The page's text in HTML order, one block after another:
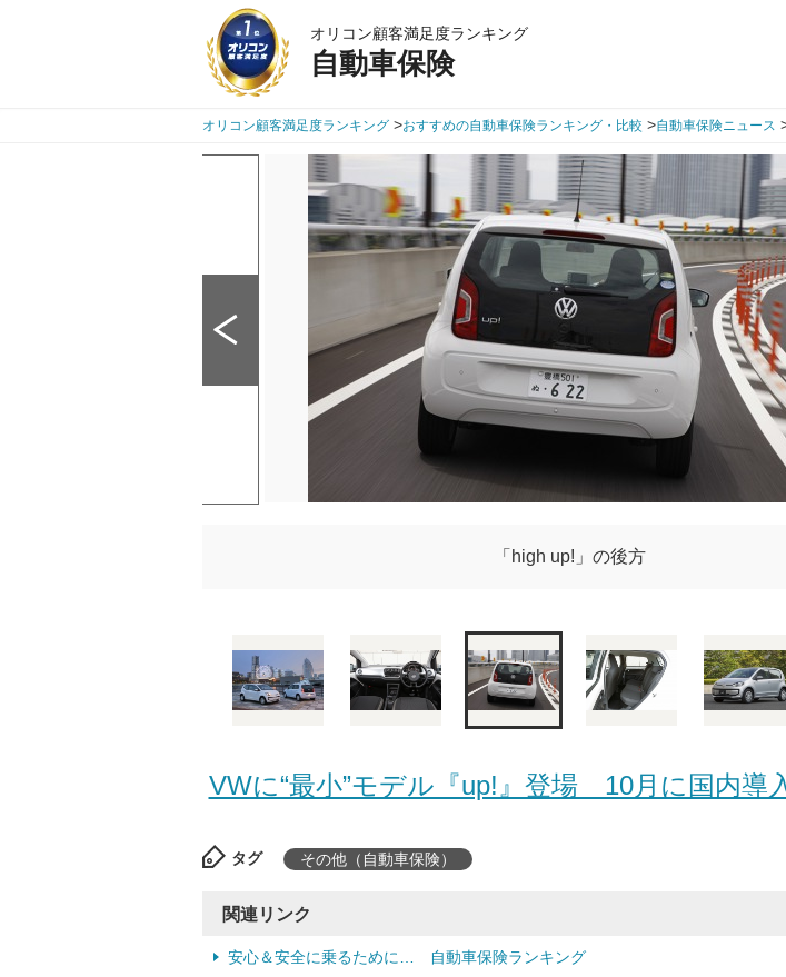
オリコン顧客満足度ランキング
自動車保険
オリコン顧客満足度ランキング >おすすめの自動車保険ランキング・比較 >自動車保険ニュース
「high up!」の後方
VWに“最小”モデル『up!』登場 10月に国内導
タグ その他（自動車保険）
関連リンク
安心＆安全に乗るために… 自動車保険ランキング